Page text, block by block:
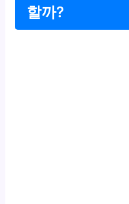
할까?